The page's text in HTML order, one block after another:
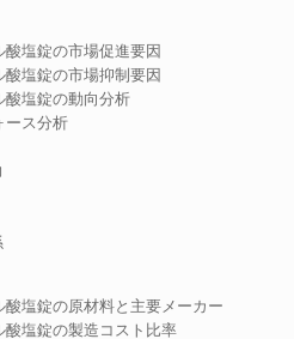
塩錠の市場促進要因
塩錠の市場抑制要因
塩錠の動向分析
ース分析
塩錠の原材料と主要メーカー
塩錠の製造コスト比率